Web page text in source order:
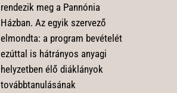
rendezik meg a Pannónia
Házban. Az egyik szervező
elmondta: a program bevételét
ezúttal is hátrányos anyagi
helyzetben élő diáklányok
továbbtanulásának